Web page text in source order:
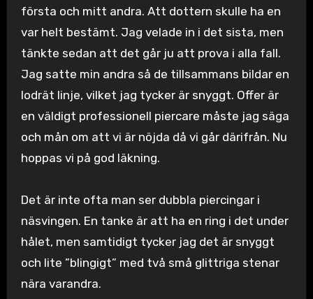
första och mitt andra. Att dottern skulle ha en
var helt bestämt. Jag velade in i det sista, men
tänkte sedan att det går ju att prova i alla fall.
Jag satte min andra så de tillsammans bildar en
lodrät linje, vilket jag tycker är snyggt. Offer är
en väldigt professionell piercare måste jag säga
och mån om att vi är nöjda då vi går därifrån. Nu
hoppas vi på god läkning.
Det är inte ofta man ser dubbla piercingar i
näsvingen. En tanke är att ha en ring i det under
hålet, men samtidigt tycker jag det är snyggt
och lite ”blingigt” med två små glittriga stenar
nära varandra.